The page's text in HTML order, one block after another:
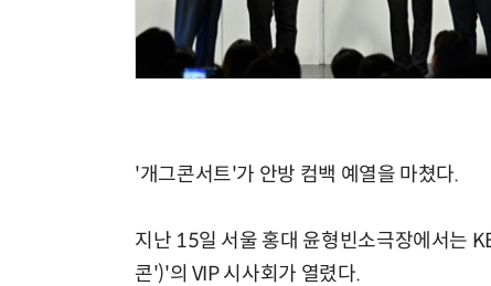
'개그콘서트'가 안방 컴백 예열을 마쳤다.
지난 15일 서울 홍대 윤형빈소극장에서는
콘')'의 VIP 시사회가 열렸다.